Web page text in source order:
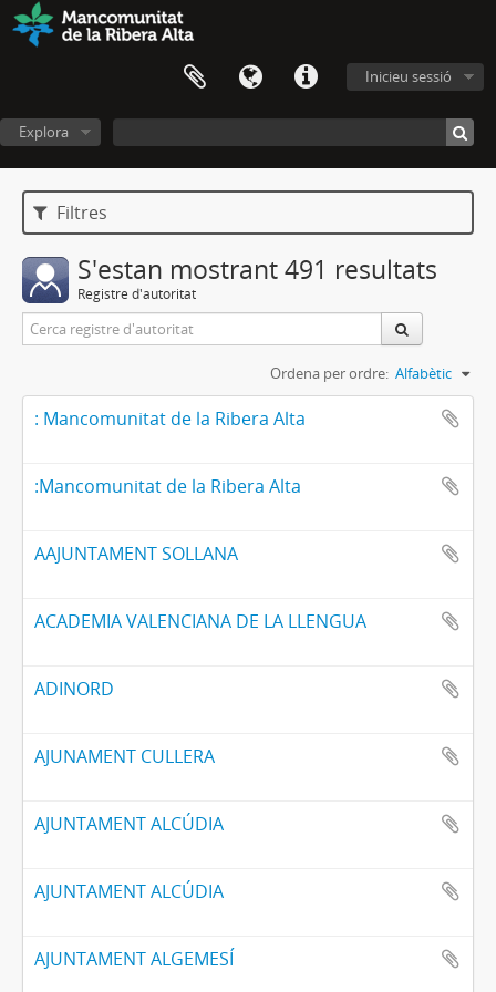
Inicieu sessió
Explora
Filtres
S'estan mostrant 491 resultats
Registre d'autoritat
Ordena per ordre: Alfabètic
: Mancomunitat de la Ribera Alta
:Mancomunitat de la Ribera Alta
AAJUNTAMENT SOLLANA
ACADEMIA VALENCIANA DE LA LLENGUA
ADINORD
AJUNAMENT CULLERA
AJUNTAMENT ALCÚDIA
AJUNTAMENT ALCÚDIA
AJUNTAMENT ALGEMESÍ